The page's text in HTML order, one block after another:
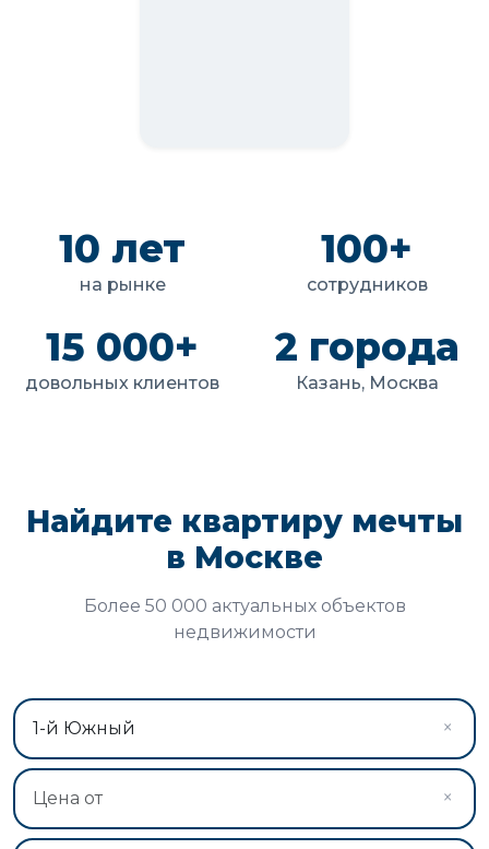
10 лет
на рынке
100+
сотрудников
15 000+
довольных клиентов
2 города
Казань, Москва
Найдите квартиру мечты
в Москве
Более 50 000 актуальных объектов
недвижимости
×
×